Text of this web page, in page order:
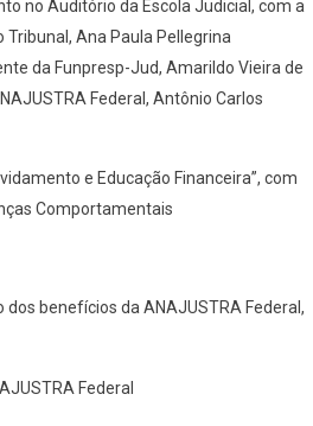
no Auditório da Escola Judicial, com a
Ana Paula Pellegrina
da Funpresp-Jud, Amarildo Vieira de
Federal, Antônio Carlos
e Educação Financeira”, com
Comportamentais
benefícios da ANAJUSTRA Federal,
Federal